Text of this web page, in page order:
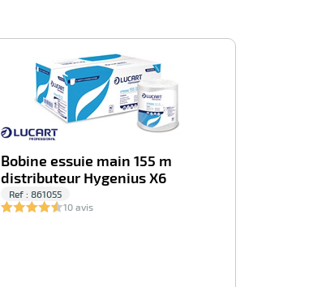
Bobine essuie main 155 m
distributeur Hygenius X6
Ref : 861055
10 avis